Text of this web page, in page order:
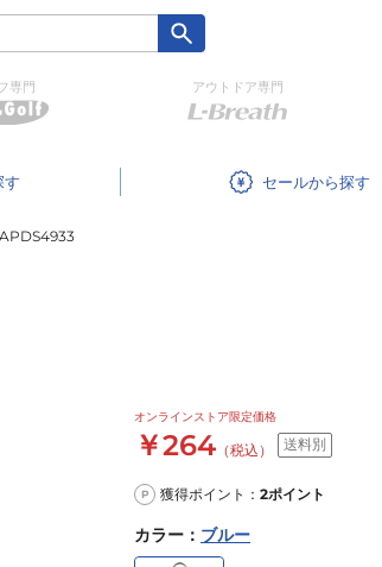
専門 アウトドア専門
セール
オンラインストア限定価格
￥264 （税込） 送料別
P 獲得ポイント： 2ポイント
カラー ： ブルー